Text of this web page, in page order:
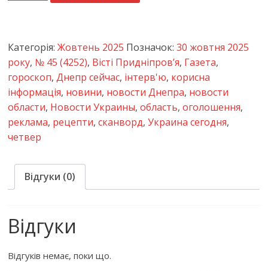
Категорія:Жовтень 2025 Позначок:30 жовтня 2025
року, № 45 (4252), Вісті Придніпров’я, Газета,
гороскоп,Днепр сейчас, інтерв'ю, корисна
інформація, новини, новости Днепра, новости
области, Новости Украины,область,оголошення,
реклама, рецепти,сканворд,Украина сегодня,
четвер
Відгуки (0)
Відгуки
Відгуків немає, поки що.